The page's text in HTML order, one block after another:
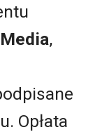
,
Opłata